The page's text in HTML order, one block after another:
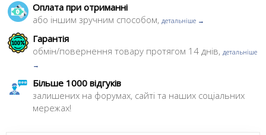
Оплата при отриманні
або іншим зручним способом, детальніше →
Гарантія
обмін/повернення товару протягом 14 днів, детальніше
→
Більше 1000 відгуків
залишених на форумах, сайті та наших соціальних
мережах!